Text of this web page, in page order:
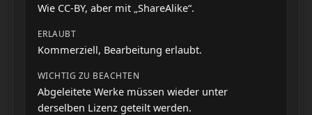
Wie CC-BY, aber mit „ShareAlike“.
Kommerziell, Bearbeitung erlaubt.
Abgeleitete Werke müssen wieder unter
derselben Lizenz geteilt werden.